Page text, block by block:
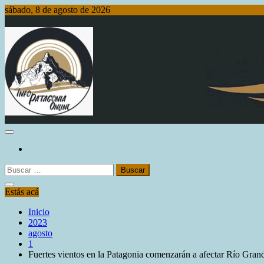
Saltar
contenido
sábado, 8 de agosto de 2026
Info Patagonia Online
Buscar:
Estás acá
Inicio
2023
agosto
1
Fuertes vientos en la Patagonia comenzarán a afectar Río